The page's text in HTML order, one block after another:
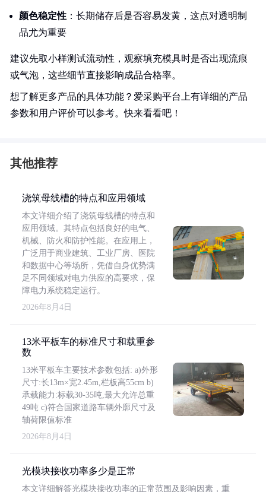
颜色稳定性 ：长期储存后是否容易发黄，这点对透明制
品尤为重要
建议先取小样测试流动性，观察填充模具时是否出现流痕
或气泡，这些细节直接影响成品合格率。
想了解更多产品的具体功能？爱采购平台上有详细的产品
参数和用户评价可以参考。快来看看吧！
其他推荐
浇筑母线槽的特点和应用领域
本文详细介绍了浇筑母线槽的特点和
应用领域。其特点包括良好的电气、
机械、防火和防护性能。在应用上，
广泛用于商业建筑、工业厂房、医院
和数据中心等场所，凭借自身优势满
足不同领域对电力供应的高要求，保
障电力系统稳定运行。
2026年8月4日
13米平板车的标准尺寸和载重参
数
13米平板车主要技术参数包括: a)外形
尺寸:长13m×宽2.45m,栏板高55cm b)
承载能力:标载30-35吨,最大允许总重
49吨 c)符合国家道路车辆外廓尺寸及
轴荷限值标准
2026年8月4日
光模块接收功率多少是正常
本文详细解答光模块接收功率的正常范围及影响因素，重